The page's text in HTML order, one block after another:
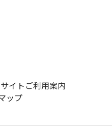
サイトご利用案内
ップ